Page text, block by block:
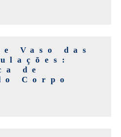
Vaso das
de
Corpo